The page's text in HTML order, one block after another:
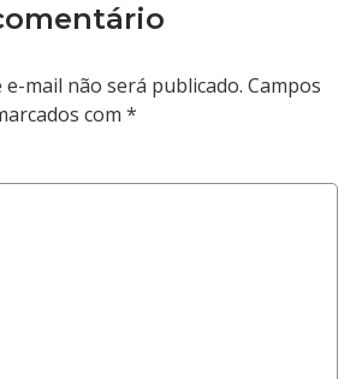
e-mail não será publicado. Campos
com *